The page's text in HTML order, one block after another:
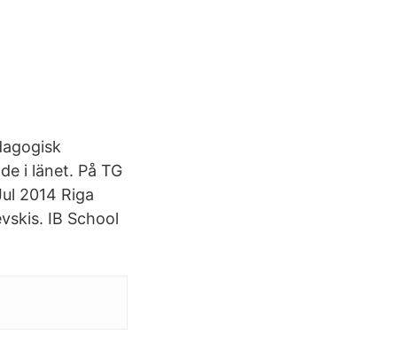
i länet. På TG
2014 Riga
IB School